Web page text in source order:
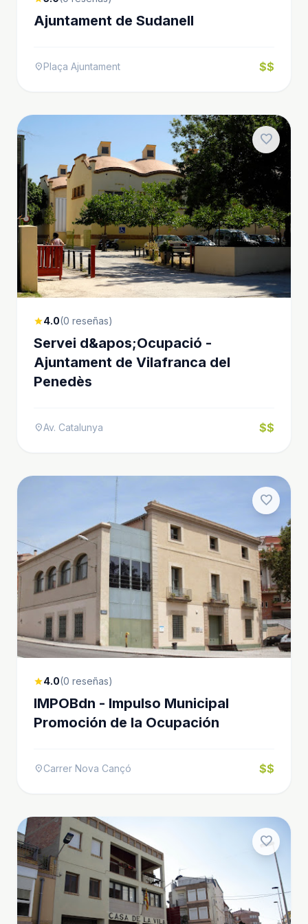
Ajuntament de Sudanell
location_onPlaça Ajuntament $$
favorite
star4.0(0 reseñas)
Servei d&apos;Ocupació -
Ajuntament de Vilafranca del
Penedès
location_onAv. Catalunya $$
favorite
star4.0(0 reseñas)
IMPOBdn - Impulso Municipal
Promoción de la Ocupación
location_onCarrer Nova Cançó $$
favorite